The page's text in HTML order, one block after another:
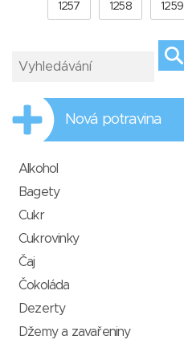
1257 1258 1259
Nová potravina
Alkohol
Bagety
Cukr
Cukrovinky
Čaj
Čokoláda
Dezerty
Džemy a zavařeniny